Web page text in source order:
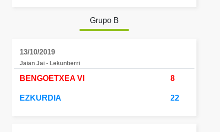
Grupo B
13/10/2019
Jaian Jai - Lekunberri
BENGOETXEA VI 8
EZKURDIA 22